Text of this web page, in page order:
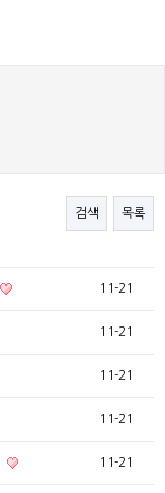
검색 목록
11-21
11-21
11-21
11-21
11-21